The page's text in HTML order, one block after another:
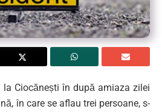
Ciocănești în după amiaza zilei
în care se aflau trei persoane, s-